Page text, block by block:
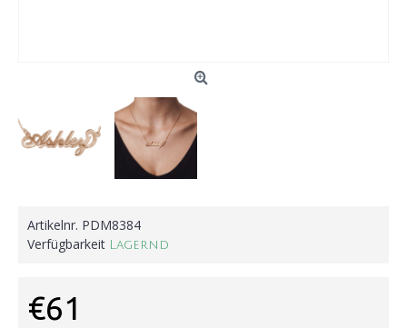
Artikelnr. PDM8384
Verfügbarkeit Lagernd
€61